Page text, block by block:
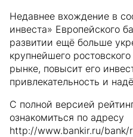
Недавнее вхождение в
инвеста» Европейского
развитии ещё больше
крупнейшего
рынке, повысит его
привлекательность и
С полной версией
ознакомиться по адресу
http://www.bankir.ru/bank/